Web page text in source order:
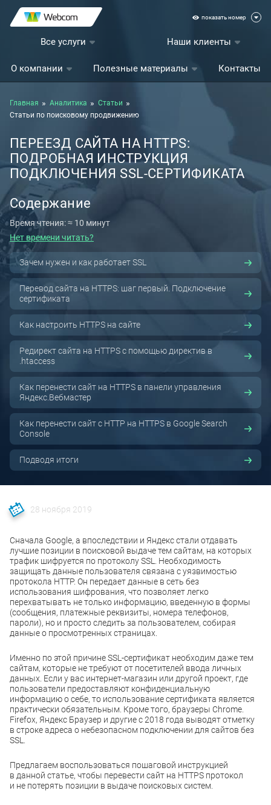
показать номер
Все услуги Наши клиенты
О компании Полезные материалы Контакты
Главная Аналитика
Статьи
Статьи по поисковому продвижению
ПЕРЕЕЗД САЙТА НА HTTPS:
ПОДРОБНАЯ ИНСТРУКЦИЯ
ПОДКЛЮЧЕНИЯ SSL-СЕРТИФИКАТА
Содержание
Время чтения: ≈ 10 минут
Нет времени читать?
Зачем нужен и как работает SSL
Перевод сайта на HTTPS: шаг первый. Подключение
сертификата
Как настроить HTTPS на сайте
Редирект сайта на HTTPS с помощью директив в
.htaccess
Как перенести сайт на HTTPS в панели управления
Яндекс.Вебмастер
Как перенести сайт с HTTP на HTTPS в Google Search
Console
Подводя итоги
28 ноября 2019
Сначала Google, а впоследствии и Яндекс стали отдавать
лучшие позиции в поисковой выдаче тем сайтам, на которых
трафик шифруется по протоколу SSL. Необходимость
защищать данные пользователя связана с уязвимостью
протокола HTTP. Он передает данные в сеть без
использования шифрования, что позволяет легко
перехватывать не только информацию, введенную в формы
(сообщения, платежные реквизиты, номера телефонов,
пароли), но и просто следить за пользователем, собирая
данные о просмотренных страницах.
Именно по этой причине SSL-сертификат необходим даже тем
сайтам, которые не требуют от посетителей ввода личных
данных. Если у вас интернет-магазин или другой проект, где
пользователи предоставляют конфиденциальную
информацию о себе, то использование сертификата является
практически обязательным. Кроме того, браузеры Chrome.
Firefox, Яндекс Браузер и другие с 2018 года выводят отметку
в строке адреса о небезопасном подключении для сайтов без
SSL.
Предлагаем воспользоваться пошаговой инструкцией
в данной статье, чтобы перевести сайт на HTTPS протокол
и не потерять позиции в выдаче поисковых систем.